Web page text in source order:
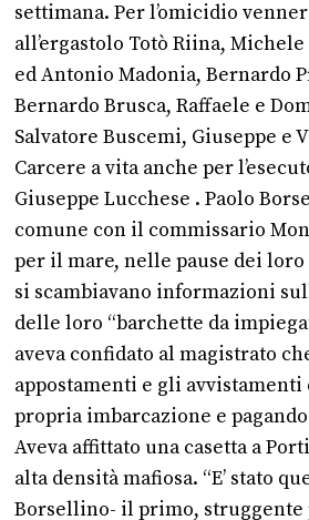
settimana. Per l’omicidio
all’ergastolo Totò Riina,
ed Antonio Madonia, Bernardo
Bernardo Brusca, Raffaele e
Salvatore Buscemi, Giuseppe e
Carcere a vita anche per
Giuseppe Lucchese . Paolo
comune con il commissario
per il mare, nelle pause dei
si scambiavano informazioni
delle loro “barchette da
aveva confidato al magistrato
appostamenti e gli
propria imbarcazione e
Aveva affittato una casetta a
alta densità mafiosa. “E’ stato
Borsellino- il primo, struggente